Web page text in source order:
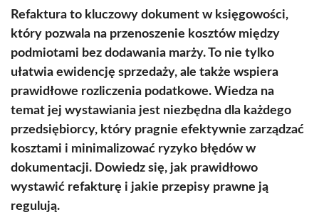
Refaktura to kluczowy dokument w księgowości,
który pozwala na przenoszenie kosztów między
podmiotami bez dodawania marży. To nie tylko
ułatwia ewidencję sprzedaży, ale także wspiera
prawidłowe rozliczenia podatkowe. Wiedza na
temat jej wystawiania jest niezbędna dla każdego
przedsiębiorcy, który pragnie efektywnie zarządzać
kosztami i minimalizować ryzyko błędów w
dokumentacji. Dowiedz się, jak prawidłowo
wystawić refakturę i jakie przepisy prawne ją
regulują.